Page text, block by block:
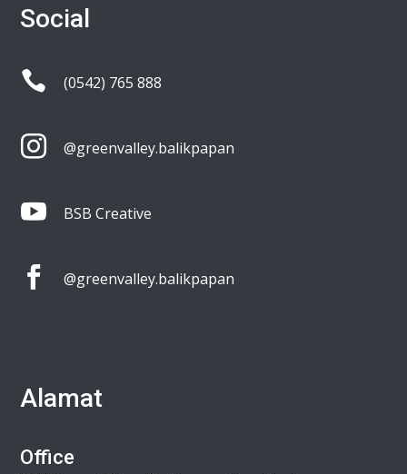
Social
 (0542) 765 888
 @greenvalley.balikpapan
 BSB Creative
 @greenvalley.balikpapan
Alamat
Office